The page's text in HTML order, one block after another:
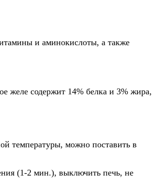
и аминокислоты, а также
желе содержит 14% белка и 3% жира,
температуры, можно поставить в
(1-2 мин.), выключить печь, не